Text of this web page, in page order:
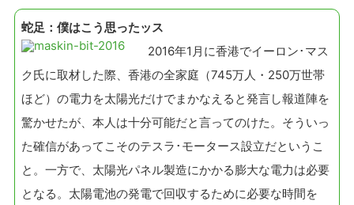
蛇足：僕はこう思ったッス
2016年1月に香港でイーロン･マス
ク氏に取材した際、香港の全家庭（745万人・250万世帯
ほど）の電力を太陽光だけでまかなえると発言し報道陣を
驚かせたが、本人は十分可能だと言ってのけた。そういっ
た確信があってこそのテスラ･モータース設立だというこ
と。一方で、太陽光パネル製造にかかる膨大な電力は必要
となる。太陽電池の発電で回収するために必要な時間を